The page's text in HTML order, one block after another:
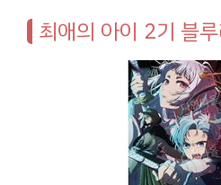
최애의 아이 2기 블